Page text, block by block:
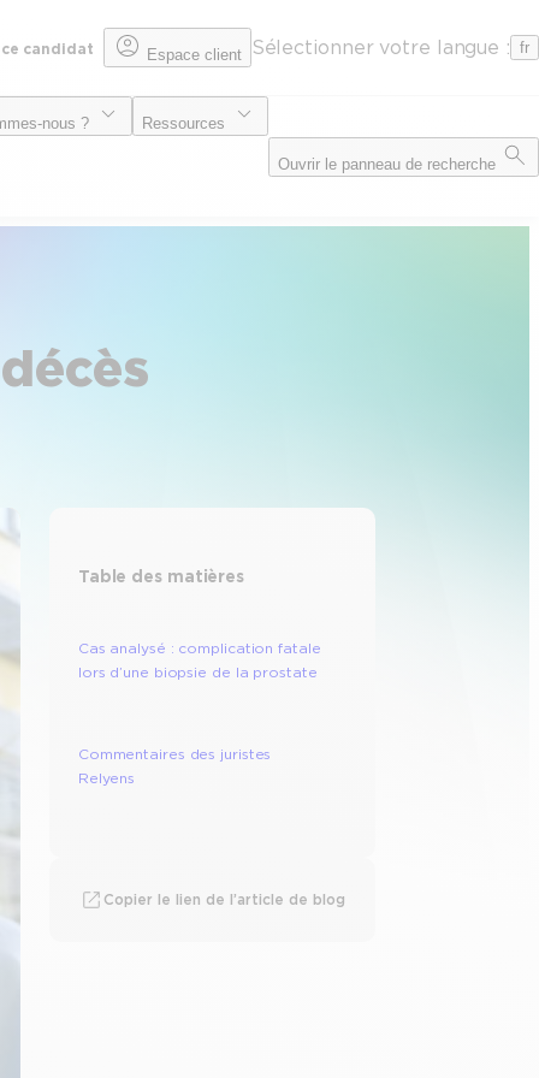
candidat Espace client Sélectionner votre langue : fr
nous ? Ressources
Ouvrir le panneau de recherche
Table des matières
Cas analysé : complication fatale
lors d’une biopsie de la prostate
Commentaires des juristes
Relyens
Copier le lien de l’article de blog